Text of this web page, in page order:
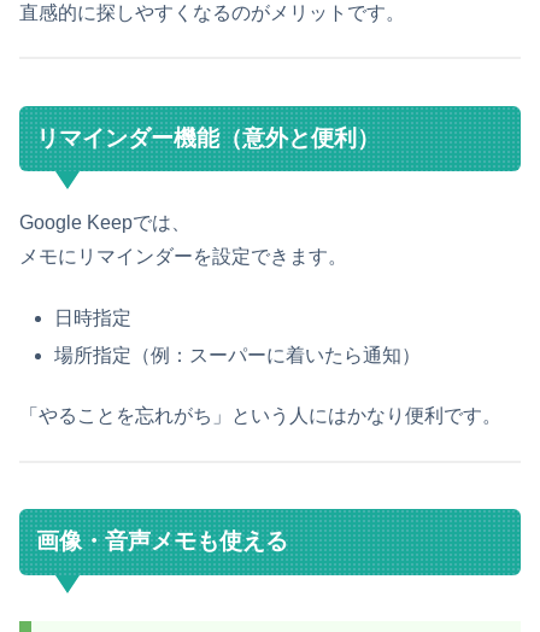
直感的に探しやすくなるのがメリットです。
リマインダー機能（意外と便利）
Google Keepでは、
メモにリマインダーを設定できます。
日時指定
場所指定（例：スーパーに着いたら通知）
「やることを忘れがち」という人にはかなり便利です。
画像・音声メモも使える